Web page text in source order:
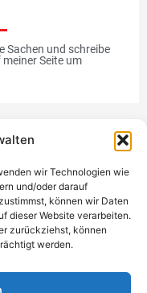
wir Technologien wie
und/oder darauf
können wir Daten
dieser Website verarbeiten.
zurückziehst, können
werden.
Sachen und schreibe
Seite um